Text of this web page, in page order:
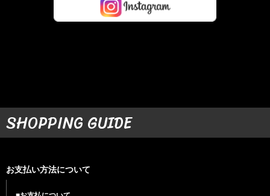
SHOPPING GUIDE
お支払い方法について